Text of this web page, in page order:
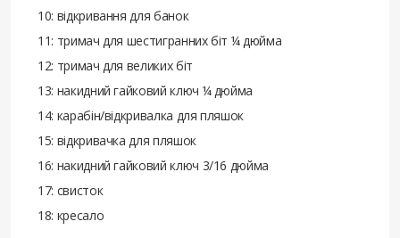
10: відкривання для банок
11: тримач для шестигранних біт ¼ дюйма
12: тримач для великих біт
13: накидний гайковий ключ ¼ дюйма
14: карабін/відкривалка для пляшок
15: відкривачка для пляшок
16: накидний гайковий ключ 3/16 дюйма
17: свисток
18: кресало